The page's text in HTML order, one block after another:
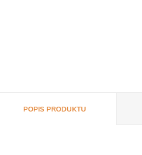
POPIS PRODUKTU